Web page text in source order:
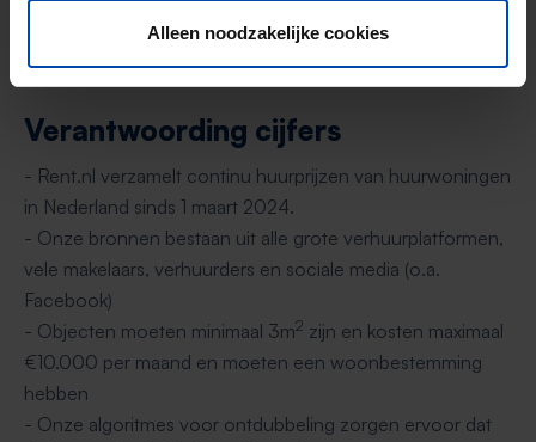
Alleen noodzakelijke cookies
woningcorporaties is niet meegenomen.
Verantwoording cijfers
- Rent.nl verzamelt continu huurprijzen van huurwoningen
in Nederland sinds 1 maart 2024.
- Onze bronnen bestaan uit alle grote verhuurplatformen,
vele makelaars, verhuurders en sociale media (o.a.
Facebook)
- Objecten moeten minimaal 3m2 zijn en kosten maximaal
€10.000 per maand en moeten een woonbestemming
hebben
- Onze algoritmes voor ontdubbeling zorgen ervoor dat